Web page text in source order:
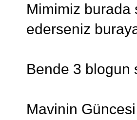
Mimimiz burada
ederseniz
Bende 3 blogun
Mavinin Güncesi